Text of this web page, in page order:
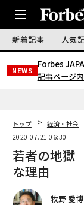
新着記事 人気
NEWS
Forbes
記事ページ
トップ 経済・社会
2020.07.21 06:30
若者の地獄
な理由
牧野 愛